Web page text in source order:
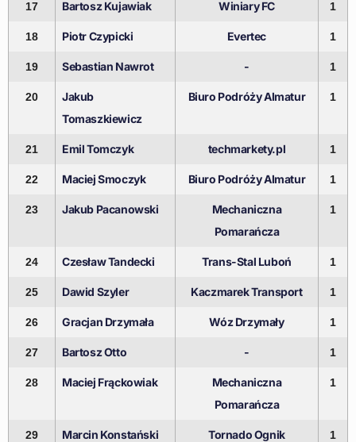
17 Bartosz Kujawiak Winiary FC 1
18 Piotr Czypicki Evertec 1
19 Sebastian Nawrot - 1
20
Jakub
Tomaszkiewicz
Biuro Podróży Almatur 1
21 Emil Tomczyk techmarkety.pl 1
22 Maciej Smoczyk Biuro Podróży Almatur 1
23 Jakub Pacanowski
Mechaniczna
Pomarańcza
1
24 Czesław Tandecki Trans-Stal Luboń 1
25 Dawid Szyler Kaczmarek Transport 1
26 Gracjan Drzymała Wóz Drzymały 1
27 Bartosz Otto - 1
28 Maciej Frąckowiak
Mechaniczna
Pomarańcza
1
29 Marcin Konstański Tornado Ognik 1